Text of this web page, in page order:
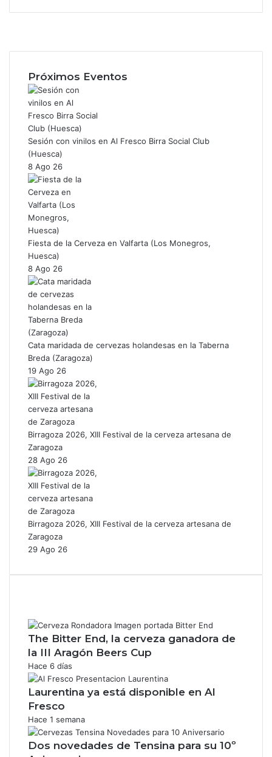
Próximos Eventos
Sesión con vinilos en Al Fresco Birra Social Club
(Huesca)
8 Ago 26
Fiesta de la Cerveza en Valfarta (Los Monegros,
Huesca)
8 Ago 26
Cata maridada de cervezas holandesas en la Taberna
Breda (Zaragoza)
19 Ago 26
Birragoza 2026, XIII Festival de la cerveza artesana de
Zaragoza
28 Ago 26
Birragoza 2026, XIII Festival de la cerveza artesana de
Zaragoza
29 Ago 26
The Bitter End, la cerveza ganadora de
la III Aragón Beers Cup
Hace 6 días
Laurentina ya está disponible en Al
Fresco
Hace 1 semana
Dos novedades de Tensina para su 10º